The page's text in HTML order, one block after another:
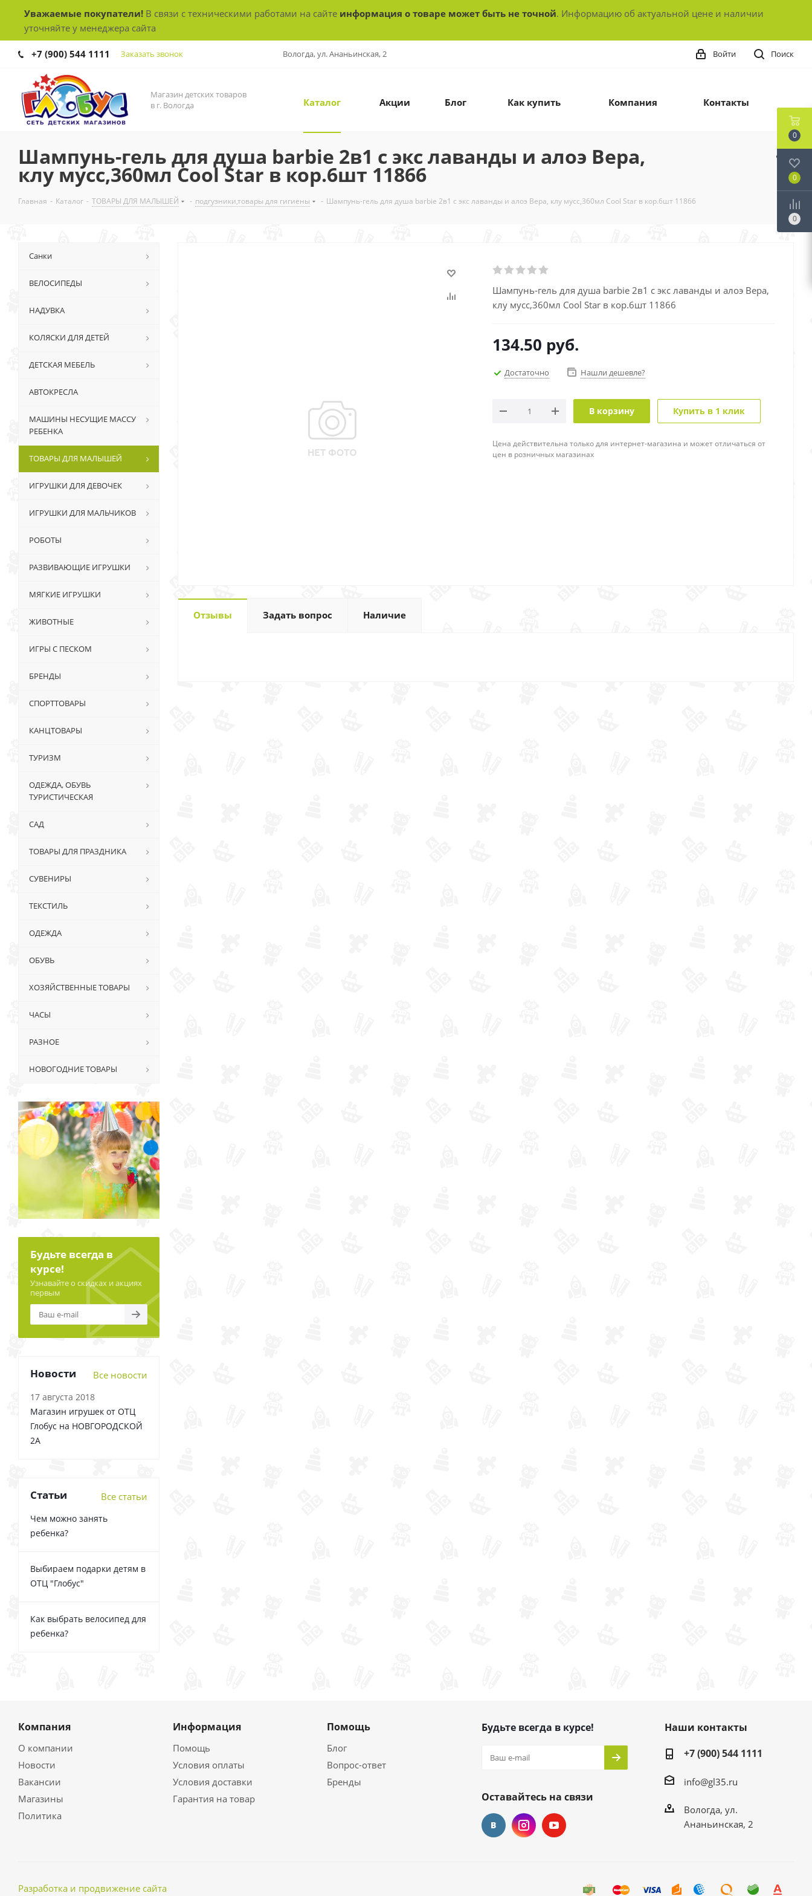
Уважаемые покупатели! В связи с техническими работами на сайте информация о товаре может быть не точной. Информацию об актуальной цене и наличии
уточняйте у менеджера сайта
+7 (900) 544 1111 Заказать звонок Вологда, ул. Ананьинская, 2 Поиск
Войти
Магазин детских товаров
в г. Вологда
Каталог Акции Блог Как купить Компания Контакты
Шампунь-гель для душа barbie 2в1 с экс лаванды и алоэ Вера,
клу мусс,360мл Cool Star в кор.6шт 11866
Главная - Каталог - ТОВАРЫ ДЛЯ МАЛЫШЕЙ - подгузники,товары для гигиены - Шампунь-гель для душа barbie 2в1 с экс лаванды и алоэ Вера, клу мусс,360мл Cool Star в кор.6шт 11866
Шампунь-гель для душа barbie 2в1 с экс лаванды и алоэ Вера,
клу мусс,360мл Cool Star в кор.6шт 11866
134.50 руб.
Достаточно Нашли дешевле?
В корзину Купить в 1 клик
Цена действительна только для интернет-магазина и может отличаться от
цен в розничных магазинах
Отзывы Задать вопрос Наличие
Санки
ВЕЛОСИПЕДЫ
НАДУВКА
КОЛЯСКИ ДЛЯ ДЕТЕЙ
ДЕТСКАЯ МЕБЕЛЬ
АВТОКРЕСЛА
МАШИНЫ НЕСУЩИЕ МАССУ
РЕБЕНКА
ТОВАРЫ ДЛЯ МАЛЫШЕЙ
ИГРУШКИ ДЛЯ ДЕВОЧЕК
ИГРУШКИ ДЛЯ МАЛЬЧИКОВ
РОБОТЫ
РАЗВИВАЮЩИЕ ИГРУШКИ
МЯГКИЕ ИГРУШКИ
ЖИВОТНЫЕ
ИГРЫ С ПЕСКОМ
БРЕНДЫ
СПОРТТОВАРЫ
КАНЦТОВАРЫ
ТУРИЗМ
ОДЕЖДА, ОБУВЬ
ТУРИСТИЧЕСКАЯ
САД
ТОВАРЫ ДЛЯ ПРАЗДНИКА
СУВЕНИРЫ
ТЕКСТИЛЬ
ОДЕЖДА
ОБУВЬ
ХОЗЯЙСТВЕННЫЕ ТОВАРЫ
ЧАСЫ
РАЗНОЕ
НОВОГОДНИЕ ТОВАРЫ
Будьте всегда в
курсе!
Узнавайте о скидках и акциях
первым
Новости Все новости
17 августа 2018
Магазин игрушек от ОТЦ
Глобус на НОВГОРОДСКОЙ
2А
Статьи Все статьи
Чем можно занять
ребенка?
Выбираем подарки детям в
ОТЦ "Глобус"
Как выбрать велосипед для
ребенка?
Компания
О компании
Новости
Вакансии
Магазины
Политика
Информация
Помощь
Условия оплаты
Условия доставки
Гарантия на товар
Помощь
Блог
Вопрос-ответ
Бренды
Будьте всегда в курсе!
Оставайтесь на связи
Наши контакты
+7 (900) 544 1111
info@gl35.ru
Вологда, ул.
Ананьинская, 2
Разработка и продвижение сайта
0
0
0